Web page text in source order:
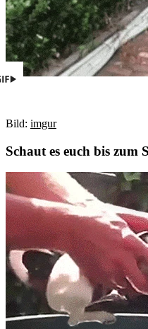
Bild: imgur
Schaut es euch bis zum